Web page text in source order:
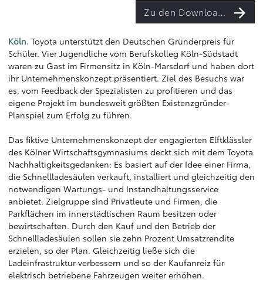
Zu den Downloads
Köln. Toyota unterstützt den Deutschen Gründerpreis für
Schüler. Vier Jugendliche vom Berufskolleg Köln-Südstadt
waren zu Gast im Firmensitz in Köln-Marsdorf und haben dort
ihr Unternehmenskonzept präsentiert. Ziel des Besuchs war
es, vom Feedback der Spezialisten zu profitieren und das
eigene Projekt im bundesweit größten Existenzgründer-
Planspiel zum Erfolg zu führen.
Das fiktive Unternehmenskonzept der engagierten Elftklässler
des Kölner Wirtschaftsgymnasiums deckt sich mit dem Toyota
Nachhaltigkeitsgedanken: Es basiert auf der Idee einer Firma,
die Schnellladesäulen verkauft, installiert und gleichzeitig den
notwendigen Wartungs- und Instandhaltungsservice
anbietet. Zielgruppe sind Privatleute und Firmen, die
Parkflächen im innerstädtischen Raum besitzen oder
bewirtschaften. Durch den Kauf und den Betrieb der
Schnellladesäulen sollen sie zehn Prozent Umsatzrendite
erzielen, so der Plan. Gleichzeitig ließe sich die
Ladeinfrastruktur verbessern und so der Kaufanreiz für
elektrisch betriebene Fahrzeugen weiter erhöhen.